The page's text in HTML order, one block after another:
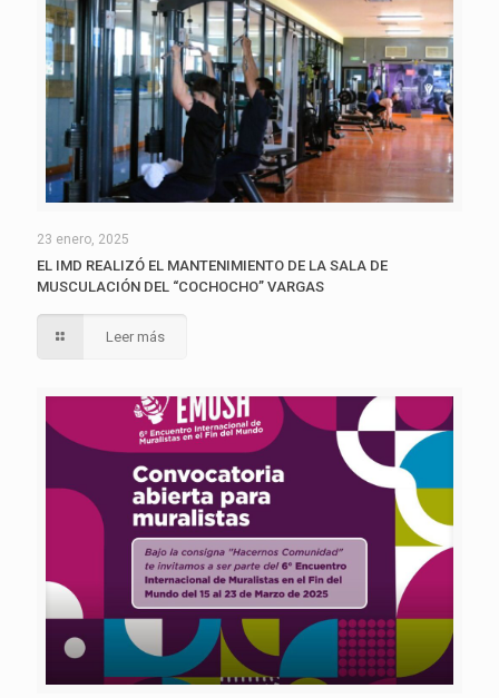
23 enero, 2025
EL IMD REALIZÓ EL MANTENIMIENTO DE LA SALA DE
MUSCULACIÓN DEL “COCHOCHO” VARGAS
Leer más